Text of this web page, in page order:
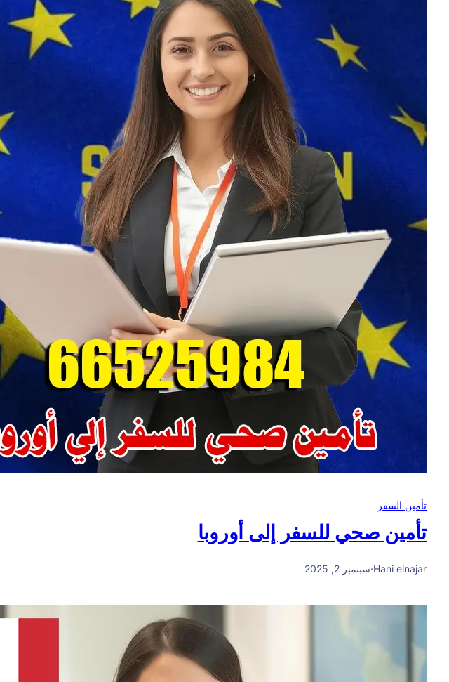
تأمين السفر
تأمين صحي للسفر إلى أوروبا
Hani elnajar
·سبتمبر 2, 2025